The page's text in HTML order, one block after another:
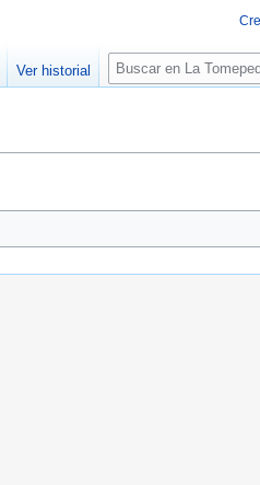
Ver historial
B
u
a